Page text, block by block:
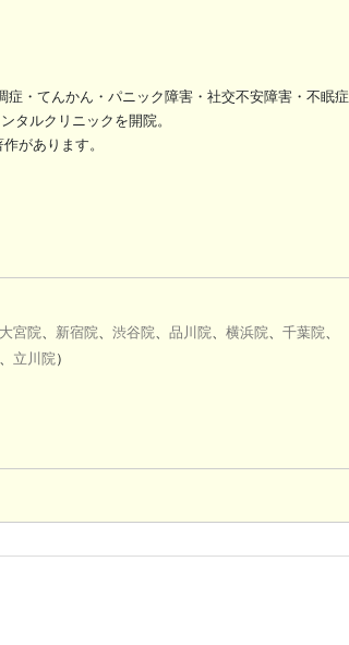
・てんかん・パニック障害・社交不安障害・不眠症
タルクリニックを開院。
があります。
大宮院、 新宿院、 渋谷院、 品川院、 横浜院、 千葉院、
、 立川院）